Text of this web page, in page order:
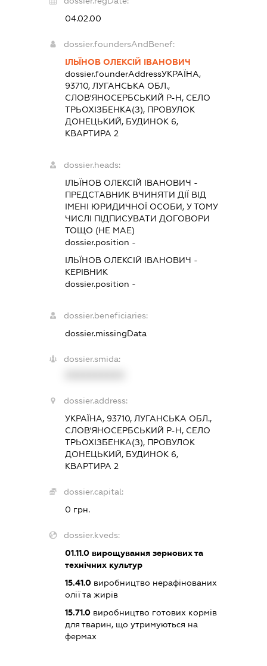
04.02.00
dossier.foundersAndBenef:
ІЛЬЇНОВ ОЛЕКСІЙ ІВАНОВИЧ
dossier.founderAddressУКРАЇНА,
93710, ЛУГАНСЬКА ОБЛ.,
СЛОВ'ЯНОСЕРБСЬКИЙ Р-Н, СЕЛО
ТРЬОХІЗБЕНКА(З), ПРОВУЛОК
ДОНЕЦЬКИЙ, БУДИНОК 6,
КВАРТИРА 2
dossier.heads:
ІЛЬЇНОВ ОЛЕКСІЙ ІВАНОВИЧ -
ПРЕДСТАВНИК ВЧИНЯТИ ДІЇ ВІД
ІМЕНІ ЮРИДИЧНОЇ ОСОБИ, У ТОМУ
ЧИСЛІ ПІДПИСУВАТИ ДОГОВОРИ
ТОЩО (НЕ МАЕ)
dossier.position -
ІЛЬЇНОВ ОЛЕКСІЙ ІВАНОВИЧ -
КЕРІВНИК
dossier.position -
dossier.beneficiaries:
dossier.missingData
dossier.smida:
dossier.address:
УКРАЇНА, 93710, ЛУГАНСЬКА ОБЛ.,
СЛОВ'ЯНОСЕРБСЬКИЙ Р-Н, СЕЛО
ТРЬОХІЗБЕНКА(З), ПРОВУЛОК
ДОНЕЦЬКИЙ, БУДИНОК 6,
КВАРТИРА 2
dossier.capital:
0 грн.
dossier.kveds:
01.11.0 вирощування зернових та
технічних культур
15.41.0 виробництво нерафінованих
олії та жирів
15.71.0 виробництво готових кормів
для тварин, що утримуються на
фермах